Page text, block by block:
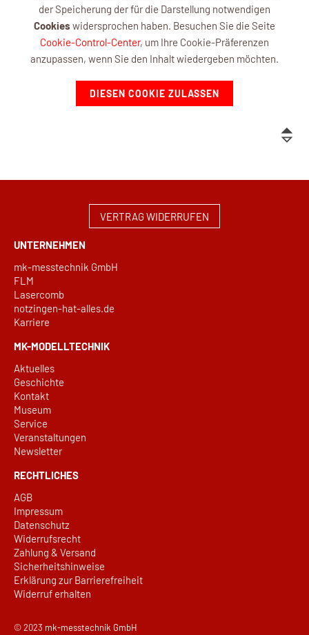
der Speicherung der für die Darstellung notwendigen
Cookies widersprochen haben. Besuchen Sie die Seite
Cookie-Control-Center, um Ihre Cookie-Präferenzen
anzupassen, wenn Sie den Inhalt wiedergeben möchten.
DIESEN COOKIE ZULASSEN
VERTRAG WIDERRUFEN
UNTERNEHMEN
mk-messtechnik GmbH
FLM
Lasercomb
notzingen-hat-alles.de
Karriere
MK-MODELLTECHNIK
Aktuelles
Geschichte
Kontakt
Museum
Service
Veranstaltungen
Newsletter
RECHTLICHES
AGB
Impressum
Datenschutz
Widerrufsrecht
Zahlung & Versand
Sicherheitshinweise
Erklärung zur Barrierefreiheit
Widerruf erhalten
© 2023 mk-messtechnik GmbH